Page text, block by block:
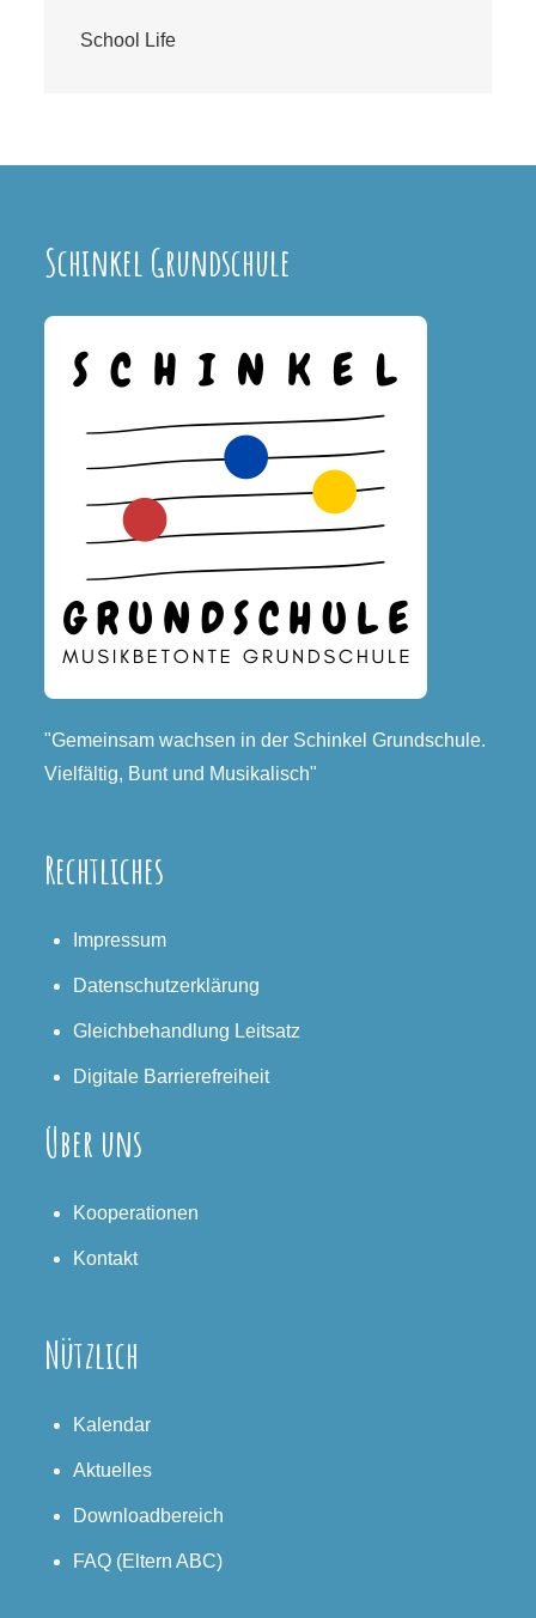
School Life
Schinkel Grundschule
"Gemeinsam wachsen in der Schinkel Grundschule.
Vielfältig, Bunt und Musikalisch"
Rechtliches
Impressum
Datenschutzerklärung
Gleichbehandlung Leitsatz
Digitale Barrierefreiheit
Über uns
Kooperationen
Kontakt
Nützlich
Kalendar
Aktuelles
Downloadbereich
FAQ (Eltern ABC)